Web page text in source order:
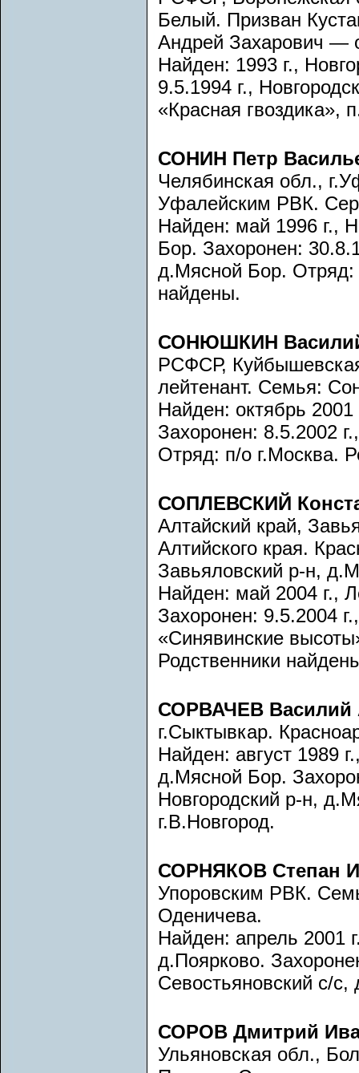
Белый. Призван
Андрей Захарович —
Найден: 1993 г.,
9.5.1994 г.,
«Красная гвоздика»,
СОНИН Петр
Челябинская обл.,
Уфалейским РВК.
Найден: май 1996 г.,
Бор. Захоронен:
д.Мясной Бор. Отряд:
найдены.
СОНЮШКИН
РСФСР,
лейтенант. Семья:
Найден: октябрь
Захоронен: 8.5.2002
Отряд: п/о г.Москва.
СОПЛЕВСКИЙ
Алтайский край,
Алтийского края.
Завьяловский р-н,
Найден: май 2004 г.,
Захоронен: 9.5.2004
«Синявинские
Родственники
СОРВАЧЕВ Василий
г.Сыктывкар.
Найден: август 1989
д.Мясной Бор.
Новгородский р-н,
г.В.Новгород.
СОРНЯКОВ Степан
Упоровским РВК.
Оденичева.
Найден: апрель 2001
д.Поярково.
Севостьяновский с/
СОРОВ Дмитрий
Ульяновская обл.,